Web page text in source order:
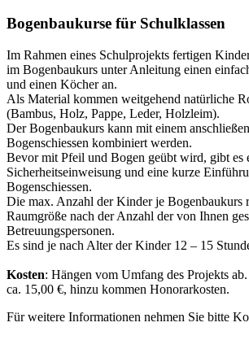
Bogenbaukurse für Schulklassen
Im Rahmen eines Schulprojekts fertigen
im Bogenbaukurs unter Anleitung einen
und einen Köcher an.
Als Material kommen weitgehend natürliche
(Bambus, Holz, Pappe, Leder, Holzleim).
Der Bogenbaukurs kann mit einem
Bogenschiessen kombiniert werden.
Bevor mit Pfeil und Bogen geübt wird, gibt es
Sicherheitseinweisung und eine kurze
Bogenschiessen.
Die max. Anzahl der Kinder je Bogenbaukurs
Raumgröße nach der Anzahl der von Ihnen
Betreuungspersonen.
Es sind je nach Alter der Kinder 12 – 15
Kosten: Hängen vom Umfang des Projekts
ca. 15,00 €, hinzu kommen Honorarkosten.
Für weitere Informationen nehmen Sie bitte